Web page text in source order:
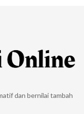
dan bernilai tambah